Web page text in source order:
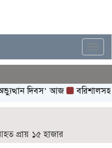
দিবস’ আজ
বরিশালসহ
প্রায় ১৫ হাজার